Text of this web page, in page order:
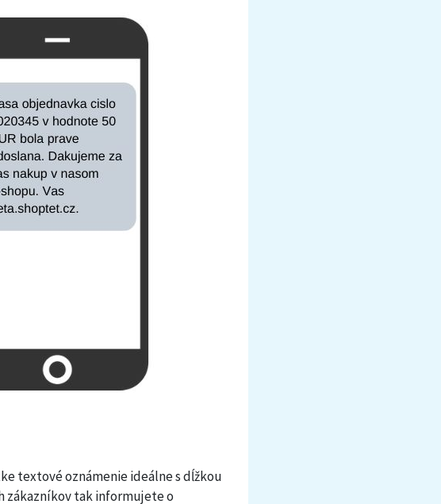
textové oznámenie ideálne s dĺžkou
zákazníkov tak informujete o